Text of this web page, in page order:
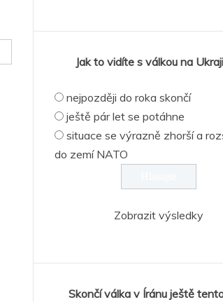
Jak to vidíte s válkou na
nejpozději do roka skončí
ještě pár let se potáhne
situace se výrazně zhorší a
do zemí NATO
Zobrazit výsledky
Skončí válka v Íránu ještě